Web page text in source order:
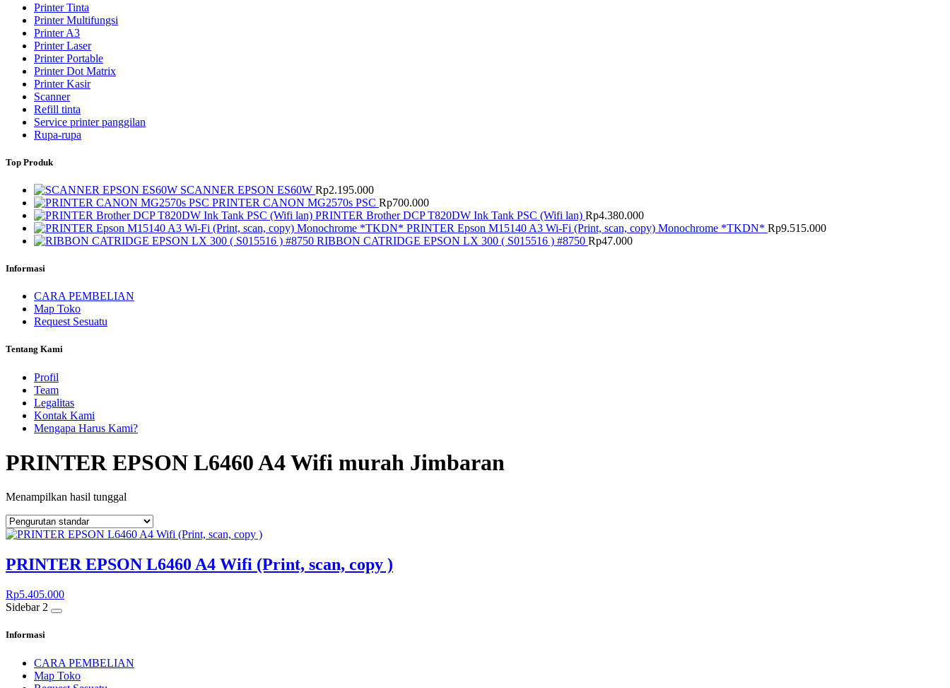
Printer Tinta
Printer Multifungsi
Printer A3
Printer Laser
Printer Portable
Printer Dot Matrix
Printer Kasir
Scanner
Refill tinta
Service printer panggilan
Rupa-rupa
Top Produk
SCANNER EPSON ES60W Rp2.195.000
PRINTER CANON MG2570s PSC Rp700.000
PRINTER Brother DCP T820DW Ink Tank PSC (Wifi lan) Rp4.380.000
PRINTER Epson M15140 A3 Wi-Fi (Print, scan, copy) Monochrome *TKDN* Rp9.515.000
RIBBON CATRIDGE EPSON LX 300 ( S015516 ) #8750 Rp47.000
Informasi
CARA PEMBELIAN
Map Toko
Request Sesuatu
Tentang Kami
Profil
Team
Legalitas
Kontak Kami
Mengapa Harus Kami?
PRINTER EPSON L6460 A4 Wifi murah Jimbaran
Menampilkan hasil tunggal
PRINTER EPSON L6460 A4 Wifi (Print, scan, copy )
Rp5.405.000
Sidebar 2
Informasi
CARA PEMBELIAN
Map Toko